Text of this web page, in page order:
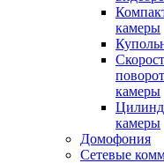
камеры
камеры
камеры
Домофония
Сетевые